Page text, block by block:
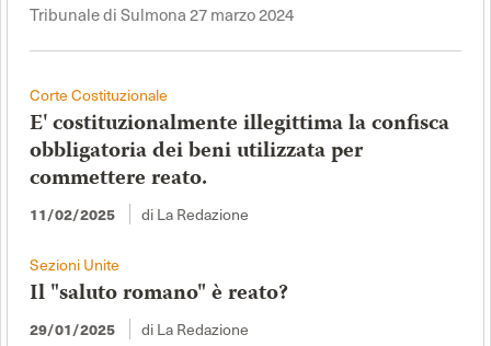
Tribunale di Sulmona 27 marzo 2024
Corte Costituzionale
E' costituzionalmente illegittima la confisca
obbligatoria dei beni utilizzata per
commettere reato.
11/02/2025 di La Redazione
Sezioni Unite
Il "saluto romano" è reato?
29/01/2025 di La Redazione